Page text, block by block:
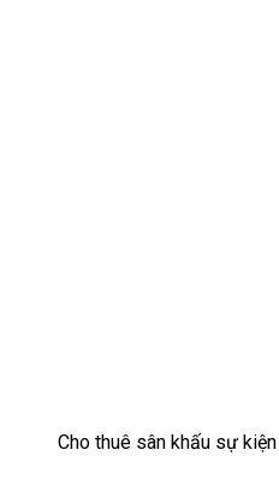
Cho thuê sân khấu sự